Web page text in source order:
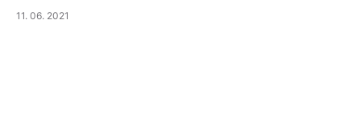
11. 06. 2021